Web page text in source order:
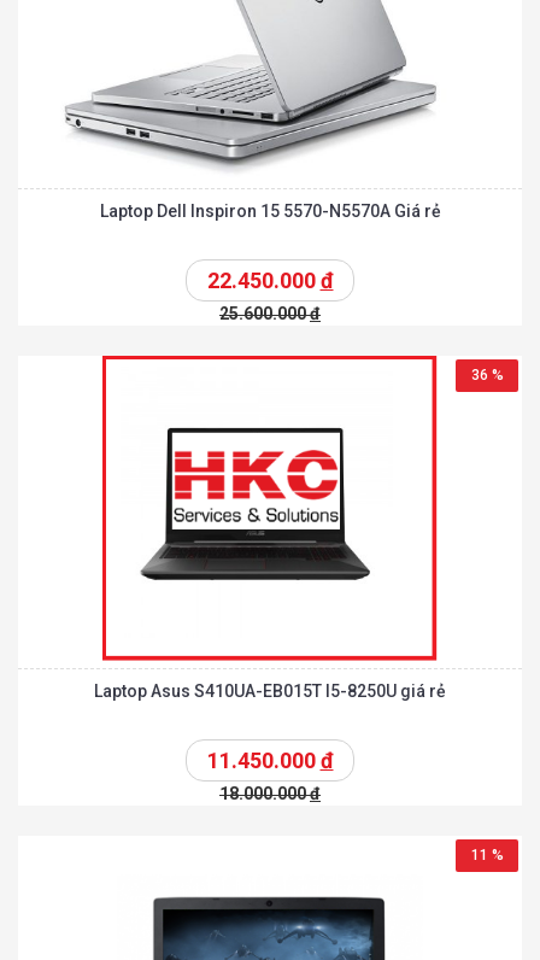
Laptop Dell Inspiron 15 5570-N5570A Giá rẻ
22.450.000đ
25.600.000đ
36 %
Laptop Asus S410UA-EB015T I5-8250U giá rẻ
11.450.000đ
18.000.000đ
11 %